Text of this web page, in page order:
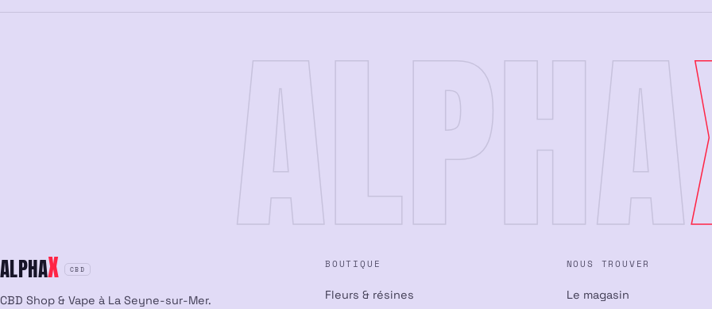
ALPHA
ALPHAX CBD
CBD Shop & Vape à La Seyne-sur-Mer.
BOUTIQUE
Fleurs & résines
NOUS TROUVER
Le magasin